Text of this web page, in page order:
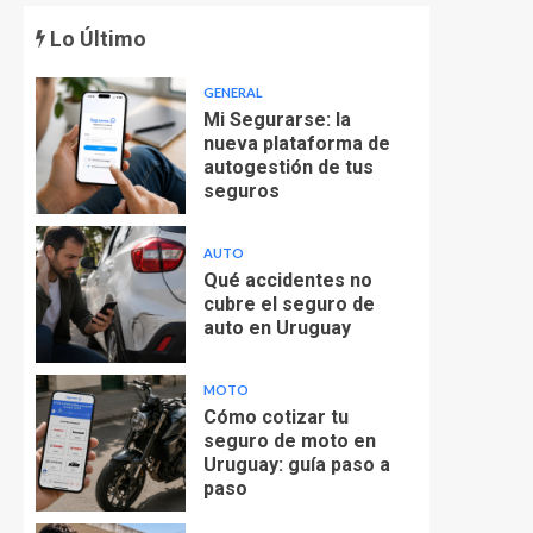
Lo Último
GENERAL
Mi Segurarse: la
nueva plataforma de
autogestión de tus
seguros
AUTO
Qué accidentes no
cubre el seguro de
auto en Uruguay
MOTO
Cómo cotizar tu
seguro de moto en
Uruguay: guía paso a
paso